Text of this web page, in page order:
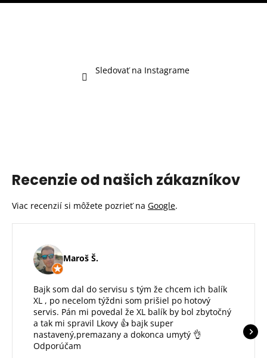
Sledovať na Instagrame
Recenzie od našich zákazníkov
Viac recenzií si môžete pozrieť na Google.
Maroš Š.
Bajk som dal do servisu s tým že chcem ich balík
XL , po necelom týždni som prišiel po hotový
servis. Pán mi povedal že XL balík by bol zbytočný
a tak mi spravil Lkovy 👍 bajk super
nastavený,premazany a dokonca umytý 👌
Odporúčam